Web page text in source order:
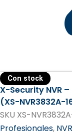
Con stock
X-Security NVR
(XS-NVR3832A-
SKU XS-
Profesionales,